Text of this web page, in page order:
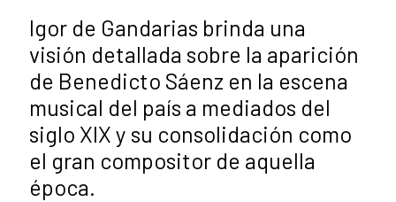
Igor de Gandarias brinda una
visión detallada sobre la aparición
de Benedicto Sáenz en la escena
musical del país a mediados del
siglo XIX y su consolidación como
el gran compositor de aquella
época.